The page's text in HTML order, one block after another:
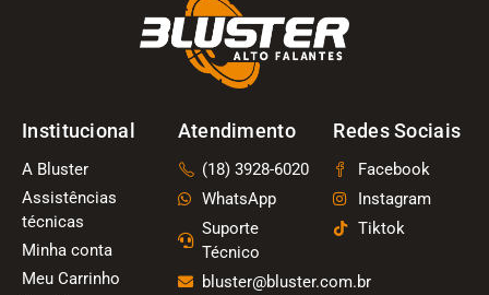
Institucional
A Bluster
Assistências
técnicas
Minha conta
Meu Carrinho
Atendimento
(18) 3928-6020
WhatsApp
Suporte
Técnico
bluster@bluster.com.br
Redes Sociais
Facebook
Instagram
Tiktok